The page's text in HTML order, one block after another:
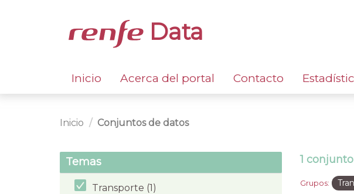
Data
Inicio Acerca del portal Contacto
Inicio Conjuntos de datos
Temas
Transporte (1)
1
Grupos: